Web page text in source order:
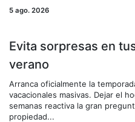
5 ago. 2026
Evita sorpresas en
verano
Arranca oficialmente la
vacacionales masivas. Dejar el
semanas reactiva la gran
propiedad...